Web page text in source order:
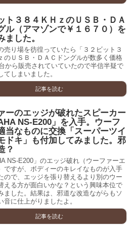
ト３８４ＫＨｚのＵＳＢ・ＤＡ
ル（アマゾンで￥１６７０）を
ました。
売り場を彷徨っていたら「３２ビット３
のＵＳＢ・ＤＡＣドングルが数多く価格
から販売されていていたので半信半疑で
てしまいました。
記事を読む
ーのエッジが破れたスピーカー
NS-E200」を入手。ウーフ
当なものに交換「スーパーツイ
ドキ」も付加してみました。邪
？
NS-E200」のエッジ破れ（ウーファーエ
ですが、ボディーのキレイなものが入手
ので、エッジを張り替えるより別のウー
える方が面白いかな？という興味本位で
ました。結果は、邪道な改造ながらもソ
音に仕上がりましたよ。
記事を読む